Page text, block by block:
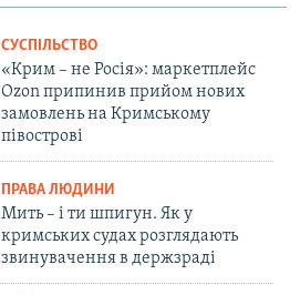
СУСПІЛЬСТВО
«Крим – не Росія»: маркетплейс
Ozon припинив прийом нових
замовлень на Кримському
півострові
ПРАВА ЛЮДИНИ
Мить – і ти шпигун. Як у
кримських судах розглядають
звинувачення в держзраді